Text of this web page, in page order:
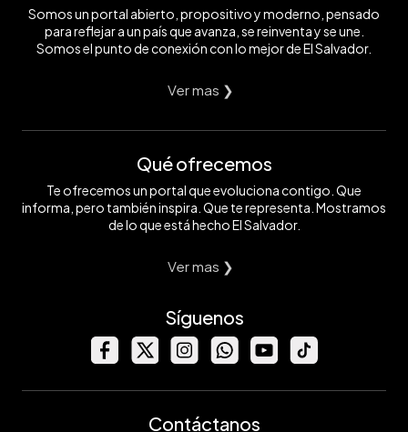
Somos un portal abierto, propositivo y moderno, pensado
para reflejar a un país que avanza, se reinventa y se une.
Somos el punto de conexión con lo mejor de El Salvador.
Ver mas ❯
Qué ofrecemos
Te ofrecemos un portal que evoluciona contigo. Que
informa, pero también inspira. Que te representa. Mostramos
de lo que está hecho El Salvador.
Ver mas ❯
Síguenos
Contáctanos